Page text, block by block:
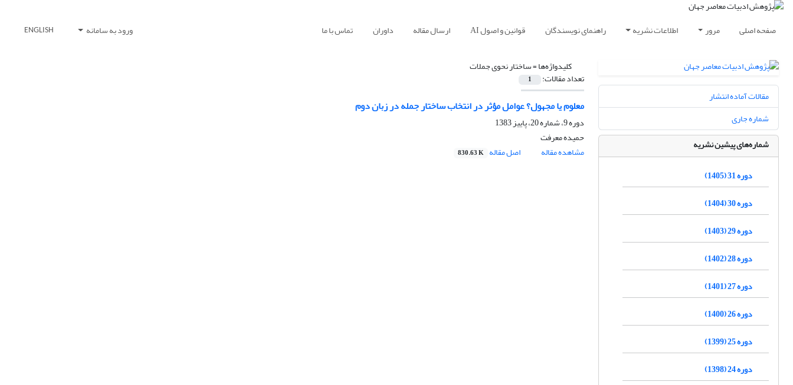
صفحه اصلی مرور اطلاعات نشریه راهنمای نویسندگان قوانین و اصول AI ارسال مقاله داوران تماس با ما ورود به سامانه ENGLISH
کلیدواژه‌ها =ساختار نحوی جملات
تعداد مقالات: 1
معلوم یا مجهول؟ عوامل مؤثر در انتخاب ساختار جمله در زبان دوم
دوره 9، شماره 20، پاییز 1383
حمیده معرفت
مشاهده مقاله
اصل مقاله 830.63 K
مقالات آماده انتشار
شماره جاری
شماره‌های پیشین نشریه
دوره 31 (1405)
دوره 30 (1404)
دوره 29 (1403)
دوره 28 (1402)
دوره 27 (1401)
دوره 26 (1400)
دوره 25 (1399)
دوره 24 (1398)